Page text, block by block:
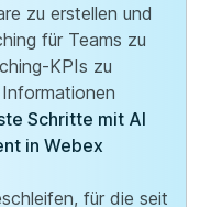
zu erstellen und
für Teams zu
KPIs zu
Schritte mit AI
in Webex
für die seit